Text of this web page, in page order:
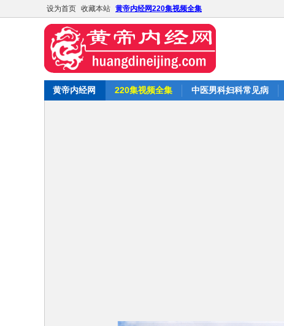
设为首页 收藏本站 黄帝内经网220集视频全集
黄帝内经网 220集视频全集 中医男科妇科常见病